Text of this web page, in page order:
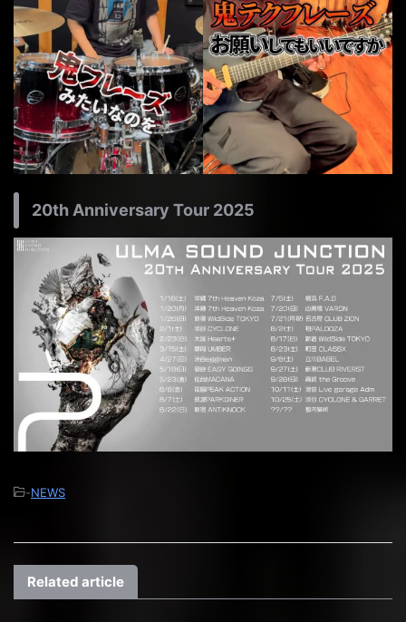
20th Anniversary Tour 2025
-NEWS
Related article